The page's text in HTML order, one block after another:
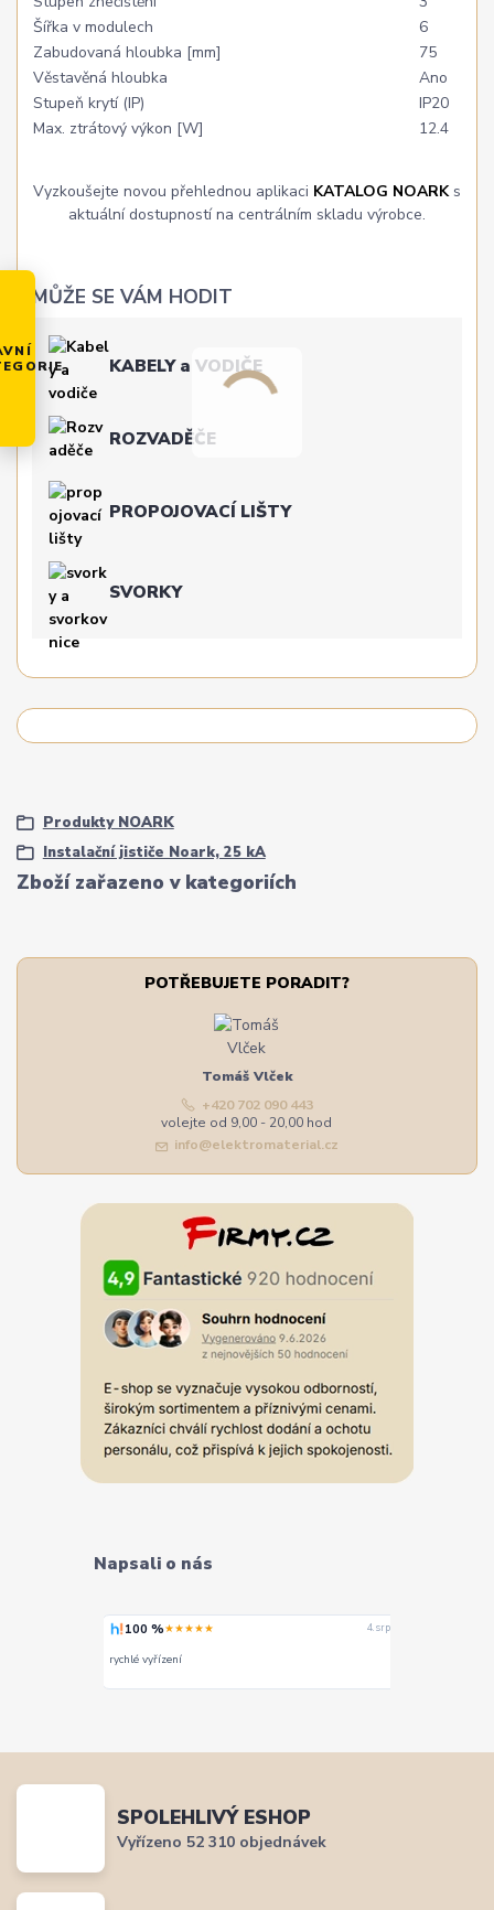
Šířka v modulech
6
Zabudovaná hloubka [mm]
75
Věstavěná hloubka
Ano
Stupeň krytí (IP)
IP20
Max. ztrátový výkon [W]
12.4
Vyzkoušejte novou přehlednou aplikaci KATALOG NOARKs
aktuální dostupností na centrálním skladu výrobce.
MŮŽE SE VÁM HODIT
KABELY a VODIČE
ROZVADĚČE
PROPOJOVACÍ LIŠTY
SVORKY
Zboží zařazeno v kategoriích
Produkty NOARK
Instalační jističe Noark, 25 kA
POTŘEBUJETE PORADIT?
Tomáš Vlček
+420 702 090 443
volejte od 9,00 - 20,00 hod
info@elektromaterial.cz
Napsali o nás
100 %★★★★★ 4. srpna
Široký výběr, milý a vstřícný personál. Mohu jedině
doporučit.
SPOLEHLIVÝ ESHOP
Vyřízeno 52 310 objednávek